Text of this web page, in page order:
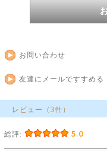
お問い合わせ
友達にメールですすめる
レビュー（3件）
総評: 5.0